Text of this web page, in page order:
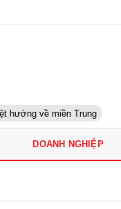
về miền Trung
DOANH NGHIỆP